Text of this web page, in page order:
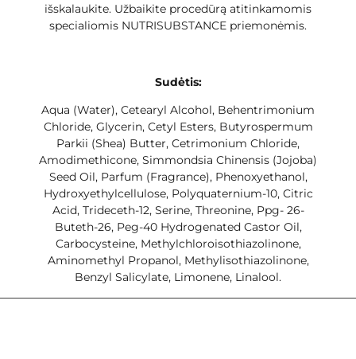
išskalaukite. Užbaikite procedūrą atitinkamomis
specialiomis NUTRISUBSTANCE priemonėmis.
Sudėtis:
Aqua (Water), Cetearyl Alcohol, Behentrimonium
Chloride, Glycerin, Cetyl Esters, Butyrospermum
Parkii (Shea) Butter, Cetrimonium Chloride,
Amodimethicone, Simmondsia Chinensis (Jojoba)
Seed Oil, Parfum (Fragrance), Phenoxyethanol,
Hydroxyethylcellulose, Polyquaternium-10, Citric
Acid, Trideceth-12, Serine, Threonine, Ppg- 26-
Buteth-26, Peg-40 Hydrogenated Castor Oil,
Carbocysteine, Methylchloroisothiazolinone,
Aminomethyl Propanol, Methylisothiazolinone,
Benzyl Salicylate, Limonene, Linalool.